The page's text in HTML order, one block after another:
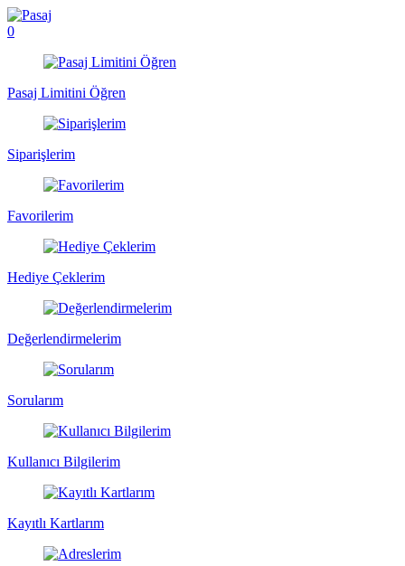
0
Pasaj Limitini Öğren
Siparişlerim
Favorilerim
Hediye Çeklerim
Değerlendirmelerim
Sorularım
Kullanıcı Bilgilerim
Kayıtlı Kartlarım